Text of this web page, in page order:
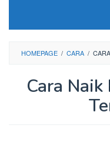
HOMEPAGE / CARA /
Cara